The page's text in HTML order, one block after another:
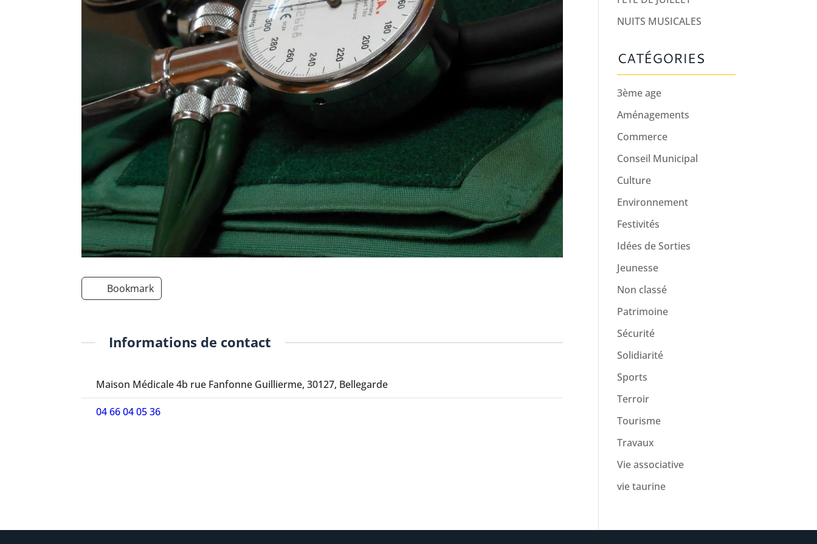
Bookmark
Informations de contact
Maison Médicale 4b rue Fanfonne Guillierme, 30127, Bellegarde
04 66 04 05 36
NUITS MUSICALES
CATÉGORIES
3ème age
Aménagements
Commerce
Conseil Municipal
Culture
Environnement
Festivités
Idées de Sorties
Jeunesse
Non classé
Patrimoine
Sécurité
Solidiarité
Sports
Terroir
Tourisme
Travaux
Vie associative
vie taurine